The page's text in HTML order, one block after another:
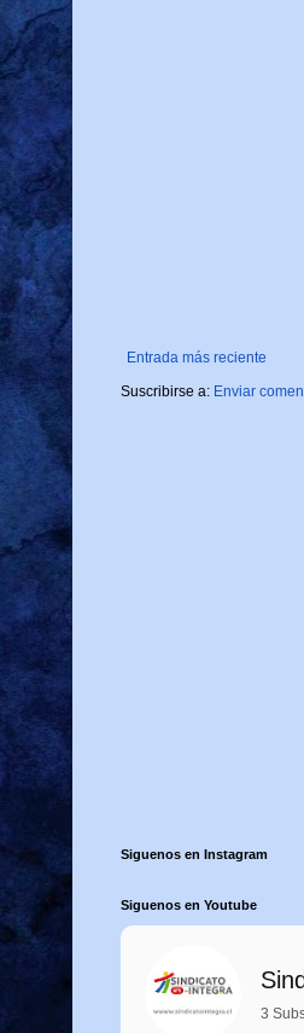
Entrada más reciente
Suscribirse a: Enviar
Siguenos en Instagram
Siguenos en Youtube
3